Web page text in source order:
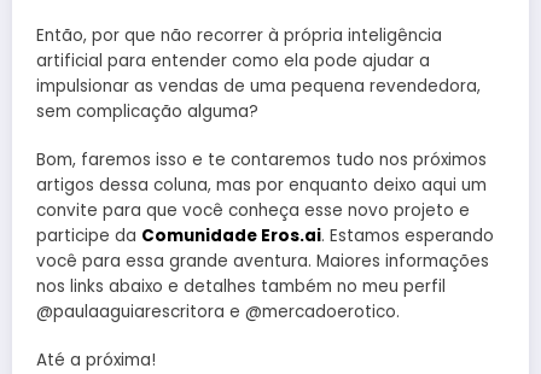
Então, por que não recorrer à própria inteligência
artificial para entender como ela pode ajudar a
impulsionar as vendas de uma pequena revendedora,
sem complicação alguma?
Bom, faremos isso e te contaremos tudo nos próximos
artigos dessa coluna, mas por enquanto deixo aqui um
convite para que você conheça esse novo projeto e
participe da Comunidade Eros.ai. Estamos esperando
você para essa grande aventura. Maiores informações
nos links abaixo e detalhes também no meu perfil
@paulaaguiarescritora e @mercadoerotico.
Até a próxima!